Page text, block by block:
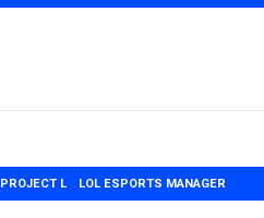
PROJECT L LOL ESPORTS MANAGER